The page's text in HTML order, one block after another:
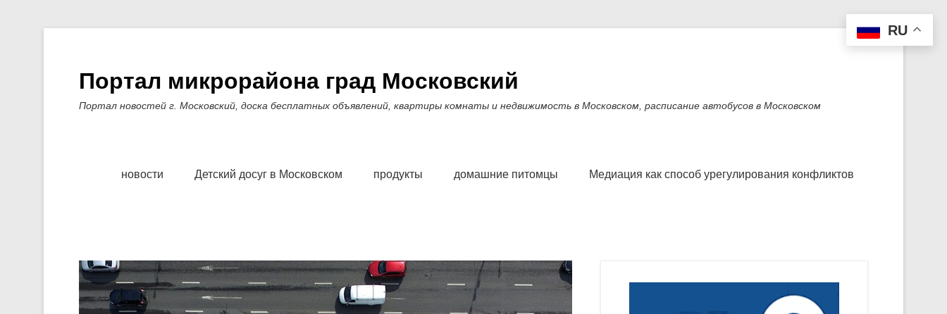
Портал микрорайона град Московский
Портал новостей г. Московский, доска бесплатных объявлений, квартиры комнаты и недвижимость в Московском, расписание автобусов в Московском
Перейти к содержимому
новости Детский досуг в Московском продукты домашние питомцы Медиация как способ урегулирования конфликтов
RU